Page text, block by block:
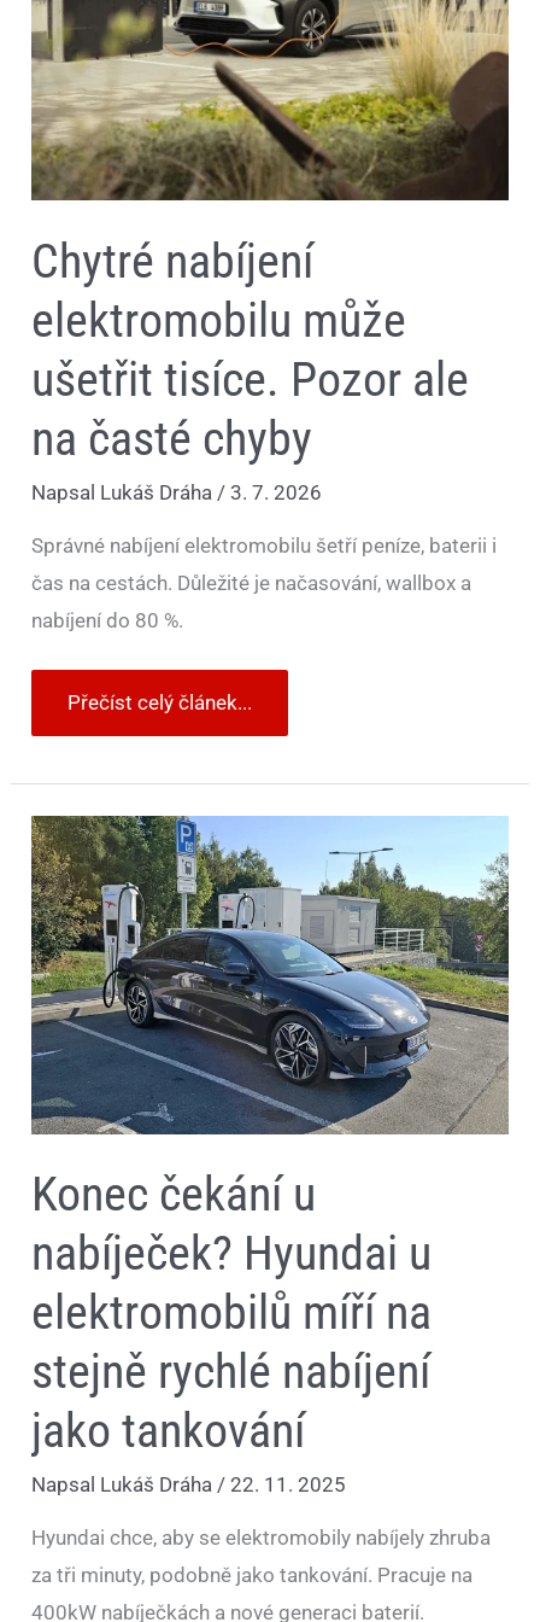
Chytré nabíjení
elektromobilu může
ušetřit tisíce. Pozor ale
na časté chyby
Napsal Lukáš Dráha /3. 7. 2026
Správné nabíjení elektromobilu šetří peníze, baterii i
čas na cestách. Důležité je načasování, wallbox a
nabíjení do 80 %.
na
časté
chyby
Přečíst celý článek...
Konec čekání u
nabíječek? Hyundai u
elektromobilů míří na
stejně rychlé nabíjení
jako tankování
Napsal Lukáš Dráha/22. 11. 2025
Hyundai chce, aby se elektromobily nabíjely zhruba
za tři minuty, podobně jako tankování. Pracuje na
400kW nabíječkách a nové generaci baterií.
Konec
čekání
u
nabíječek?
Hyundai
u
elektromobilů
míří
na
stejně
rychlé
nabíjení
tankování